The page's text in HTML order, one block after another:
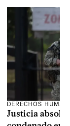
DERECHOS
Justicia